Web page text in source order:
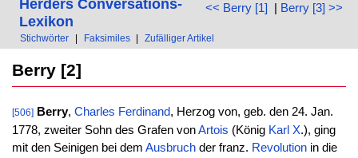
<< Berry [1] | Berry [3] >>
Lexikon
Stichwörter Faksimiles Zufälliger Artikel
Berry [2]
[506] Berry, Charles Ferdinand, Herzog von, geb. den 24. Jan.
1778, zweiter Sohn des Grafen vonArtois (König Karl X.), ging
mit den Seinigen bei dem Ausbruchder franz. Revolutionin die